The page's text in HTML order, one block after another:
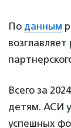
По данным
Всего за
детям. АСИ
успешных